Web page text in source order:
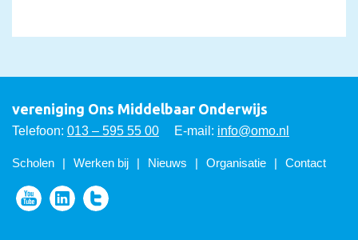
vereniging Ons Middelbaar Onderwijs
Telefoon: 013 – 595 55 00 E-mail: info@omo.nl
Scholen Werken bij Nieuws Organisatie Contact
Volg ons op Youtube
Volg ons op LinkedIn